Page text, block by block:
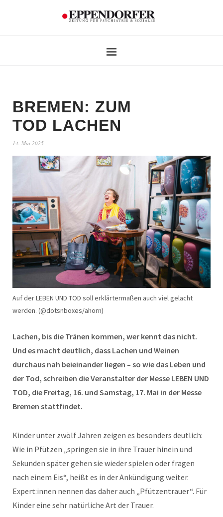
BREMEN: ZUM
TOD LACHEN
14. Mai 2025
Auf der LEBEN UND TOD soll erklärtermaßen auch viel gelacht
werden. (@dotsnboxes/ahorn)
Lachen, bis die Tränen kommen, wer kennt das nicht.
Und es macht deutlich, dass Lachen und Weinen
durchaus nah beieinander liegen – so wie das Leben und
der Tod, schreiben die Veranstalter der Messe LEBEN UND
TOD, die Freitag, 16. und Samstag, 17. Mai in der Messe
Bremen stattfindet.
Kinder unter zwölf Jahren zeigen es besonders deutlich:
Wie in Pfützen „springen sie in ihre Trauer hinein und
Sekunden später gehen sie wieder spielen oder fragen
nach einem Eis“, heißt es in der Ankündigung weiter.
Expert:innen nennen das daher auch „Pfützentrauer“. Für
Kinder eine sehr natürliche Art der Trauer.